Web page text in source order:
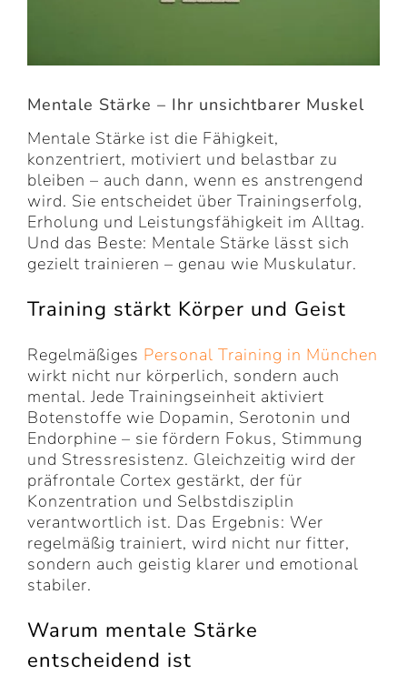
Mentale Stärke – Ihr unsichtbarer Muskel
Mentale Stärke ist die Fähigkeit,
konzentriert, motiviert und belastbar zu
bleiben – auch dann, wenn es anstrengend
wird. Sie entscheidet über Trainingserfolg,
Erholung und Leistungsfähigkeit im Alltag.
Und das Beste: Mentale Stärke lässt sich
gezielt trainieren – genau wie Muskulatur.
Training stärkt Körper und Geist
Regelmäßiges Personal Training in München
wirkt nicht nur körperlich, sondern auch
mental. Jede Trainingseinheit aktiviert
Botenstoffe wie Dopamin, Serotonin und
Endorphine – sie fördern Fokus, Stimmung
und Stressresistenz. Gleichzeitig wird der
präfrontale Cortex gestärkt, der für
Konzentration und Selbstdisziplin
verantwortlich ist. Das Ergebnis: Wer
regelmäßig trainiert, wird nicht nur fitter,
sondern auch geistig klarer und emotional
stabiler.
Warum mentale Stärke
entscheidend ist